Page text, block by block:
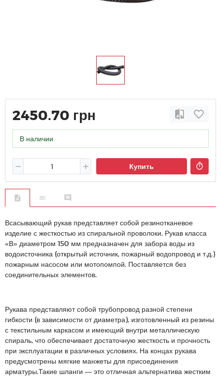
2450.70 грн
В наличии
Купить
Всасывающий рукав представляет собой резинотканевое
изделие с жесткостью из спиральной проволоки. Рукав класса
«В» диаметром 150 мм предназначен для забора воды из
водоисточника (открытый источник, пожарный водопровод и т.д.)
пожарным насосом или мотопомпой. Поставляется без
соединительных элементов.
Рукава представляют собой трубопровод разной степени
гибкости (в зависимости от диаметра), изготовленный из резины
с текстильным каркасом и имеющий внутри металлическую
спираль, что обеспечивает достаточную жесткость и прочность
при эксплуатации в различных условиях. На концах рукава
предусмотрены мягкие манжеты для присоединения
арматуры.Такие шланги — это отличная альтернатива жестким